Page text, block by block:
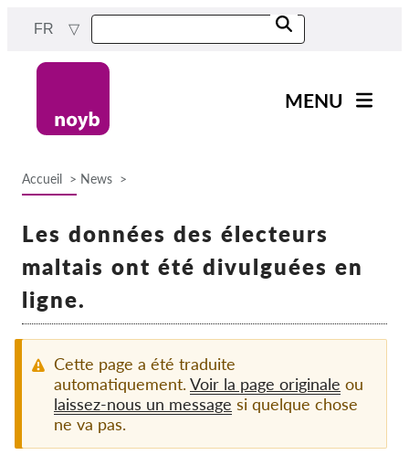
content
FR
MENU
Projets
Exercise your rights!
Soutenez-nous !
Adhésion
Accueil News
Les données des électeurs
maltais ont été divulguées en
ligne.
Cette page a été traduite
automatiquement. Voir la page originale ou
laissez-nous un message si quelque chose
ne va pas.